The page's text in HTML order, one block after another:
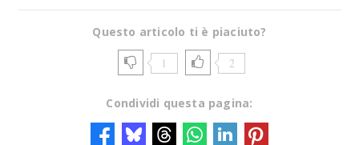
Questo articolo ti è piaciuto?
1 2
Condividi questa pagina: